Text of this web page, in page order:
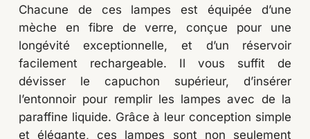
Chacune de ces lampes est équipée d’une
mèche en fibre de verre, conçue pour une
longévité exceptionnelle, et d’un réservoir
facilement rechargeable. Il vous suffit de
dévisser le capuchon supérieur, d’insérer
l’entonnoir pour remplir les lampes avec de la
paraffine liquide. Grâce à leur conception simple
et élégante, ces lampes sont non seulement